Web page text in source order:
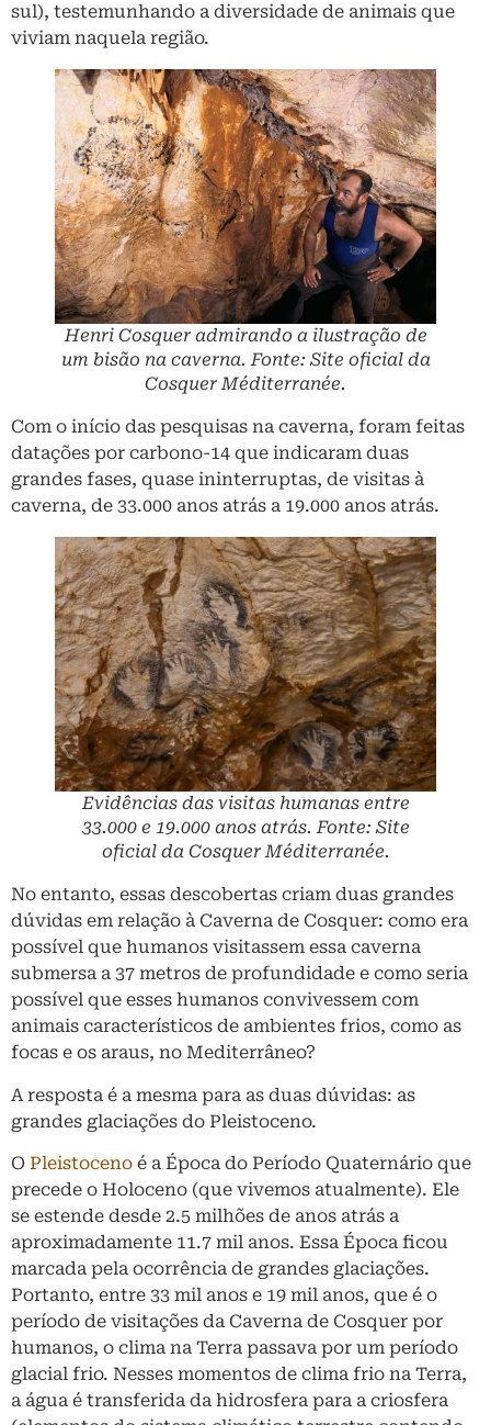
sul), testemunhando a diversidade de animais que
viviam naquela região.
Henri Cosquer admirando a ilustração de
um bisão na caverna. Fonte: Site oficial da
Cosquer Méditerranée.
Com o início das pesquisas na caverna, foram feitas
datações por carbono-14 que indicaram duas
grandes fases, quase ininterruptas, de visitas à
caverna, de 33.000 anos atrás a 19.000 anos atrás.
Evidências das visitas humanas entre
33.000 e 19.000 anos atrás. Fonte: Site
oficial da Cosquer Méditerranée.
No entanto, essas descobertas criam duas grandes
dúvidas em relação à Caverna de Cosquer: como era
possível que humanos visitassem essa caverna
submersa a 37 metros de profundidade e como seria
possível que esses humanos convivessem com
animais característicos de ambientes frios, como as
focas e os araus, no Mediterrâneo?
A resposta é a mesma para as duas dúvidas: as
grandes glaciações do Pleistoceno.
O Pleistoceno é a Época do Período Quaternário que
precede o Holoceno (que vivemos atualmente). Ele
se estende desde 2.5 milhões de anos atrás a
aproximadamente 11.7 mil anos. Essa Época ficou
marcada pela ocorrência de grandes glaciações.
Portanto, entre 33 mil anos e 19 mil anos, que é o
período de visitações da Caverna de Cosquer por
humanos, o clima na Terra passava por um período
glacial frio. Nesses momentos de clima frio na Terra,
a água é transferida da hidrosfera para a criosfera